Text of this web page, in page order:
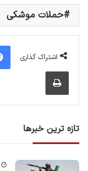
حملات موشکی
اشتراک گذاری
چاپ
تازه ترین خبرها